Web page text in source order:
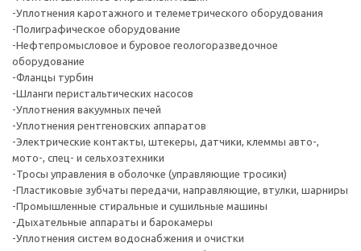
-Уплотнения каротажного и телеметрического оборудования
-Полиграфическое оборудование
-Нефтепромысловое и буровое геологоразведочное
оборудование
-Фланцы турбин
-Шланги перистальтических насосов
-Уплотнения вакуумных печей
-Уплотнения рентгеновских аппаратов
-Электрические контакты, штекеры, датчики, клеммы авто-,
мото-, спец- и сельхозтехники
-Тросы управления в оболочке (управляющие тросики)
-Пластиковые зубчаты передачи, направляющие, втулки, шарниры
-Промышленные стиральные и сушильные машины
-Дыхательные аппараты и барокамеры
-Уплотнения систем водоснабжения и очистки